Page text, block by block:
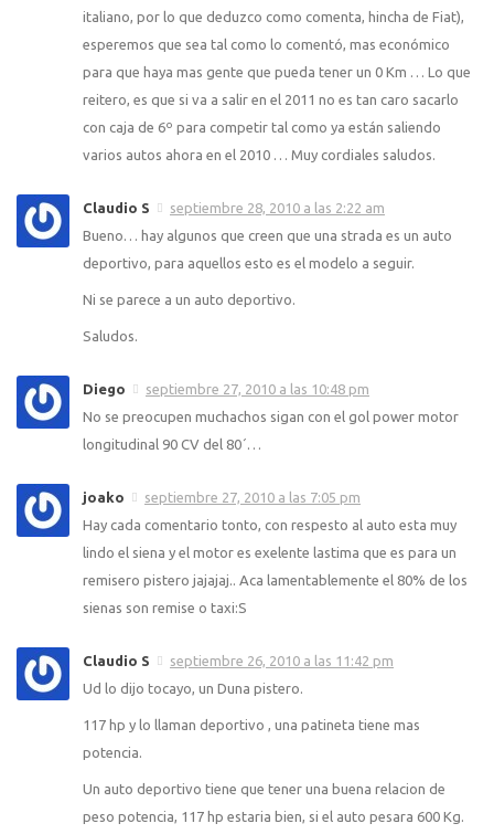
italiano, por lo que deduzco como comenta, hincha de Fiat),
esperemos que sea tal como lo comentó, mas económico
para que haya mas gente que pueda tener un 0 Km … Lo que
reitero, es que si va a salir en el 2011 no es tan caro sacarlo
con caja de 6º para competir tal como ya están saliendo
varios autos ahora en el 2010 … Muy cordiales saludos.
Claudio S
septiembre 28, 2010 a las 2:22 am
Bueno… hay algunos que creen que una strada es un auto
deportivo, para aquellos esto es el modelo a seguir.
Ni se parece a un auto deportivo.
Saludos.
Diego
septiembre 27, 2010 a las 10:48 pm
No se preocupen muchachos sigan con el gol power motor
longitudinal 90 CV del 80´…
joako
septiembre 27, 2010 a las 7:05 pm
Hay cada comentario tonto, con respesto al auto esta muy
lindo el siena y el motor es exelente lastima que es para un
remisero pistero jajajaj.. Aca lamentablemente el 80% de los
sienas son remise o taxi:S
Claudio S
septiembre 26, 2010 a las 11:42 pm
Ud lo dijo tocayo, un Duna pistero.
117 hp y lo llaman deportivo , una patineta tiene mas
potencia.
Un auto deportivo tiene que tener una buena relacion de
peso potencia, 117 hp estaria bien, si el auto pesara 600 Kg.